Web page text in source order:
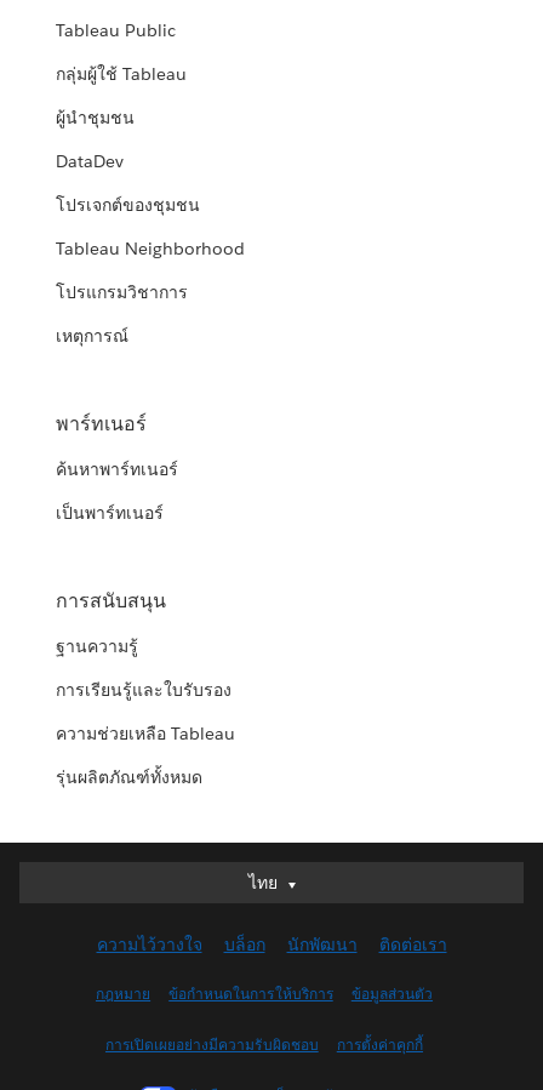
Tableau Public
กลุ่มผู้ใช้ Tableau
ผู้นำชุมชน
DataDev
โปรเจกต์ของชุมชน
Tableau Neighborhood
โปรแกรมวิชาการ
เหตุการณ์
พาร์ทเนอร์
ค้นหาพาร์ทเนอร์
เป็นพาร์ทเนอร์
การสนับสนุน
ฐานความรู้
การเรียนรู้และใบรับรอง
ความช่วยเหลือ Tableau
รุ่นผลิตภัณฑ์ทั้งหมด
ไทย
ไทย
English (UK)
English (US)
Français (Canada)
Français (France)
ความไว้วางใจ บล็อก นักพัฒนา ติดต่อเรา
กฎหมาย ข้อกำหนดในการให้บริการ ข้อมูลส่วนตัว
การเปิดเผยอย่างมีความรับผิดชอบ การตั้งค่าคุกกี้